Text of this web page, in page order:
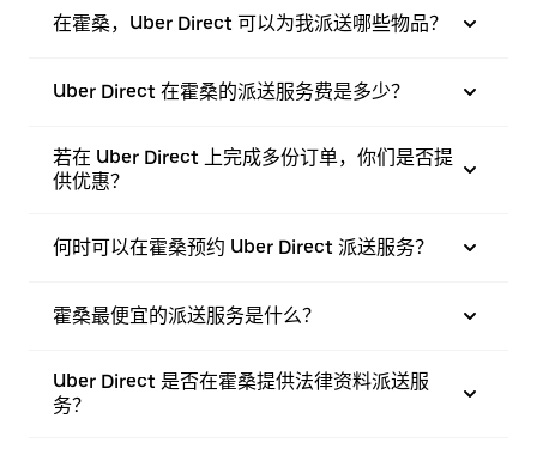
在霍桑，Uber Direct 可以为我派送哪些物品？
Uber Direct 在霍桑的派送服务费是多少？
若在 Uber Direct 上完成多份订单，你们是否提
供优惠？
何时可以在霍桑预约 Uber Direct 派送服务？
霍桑最便宜的派送服务是什么？
Uber Direct 是否在霍桑提供法律资料派送服
务？